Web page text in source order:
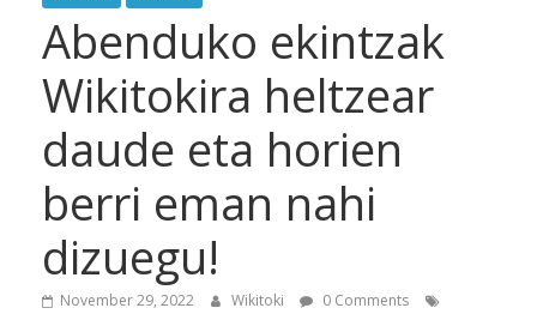
Abenduko ekintzak
Wikitokira heltzear
daude eta horien
berri eman nahi
dizuegu!
November 29, 2022 Wikitoki
0 Comments